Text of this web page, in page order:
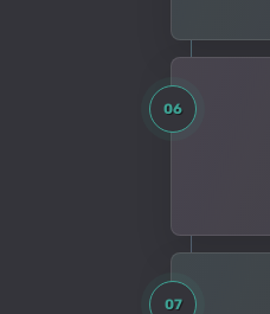
06
07